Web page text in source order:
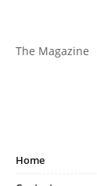
The Magazine
Home